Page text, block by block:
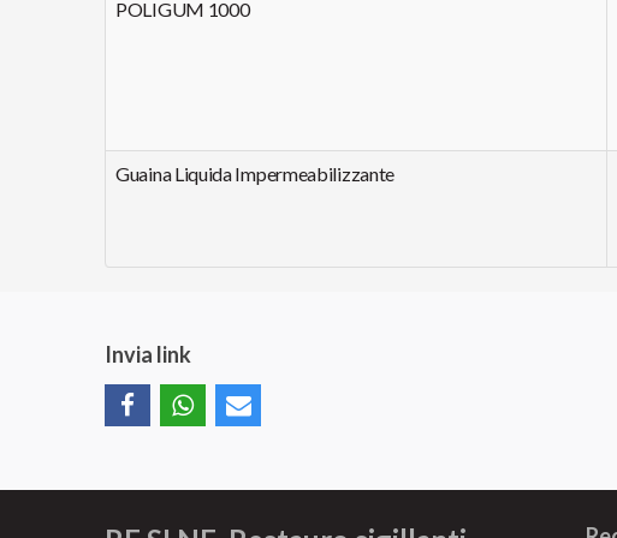
POLIGUM 1000
Guaina Liquida Impermeabilizzante
Invia link